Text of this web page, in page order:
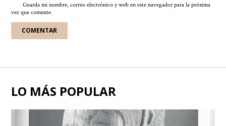
Guarda mi nombre, correo electrónico y web en este navegador para la próxima
vez que comente.
LO MÁS POPULAR